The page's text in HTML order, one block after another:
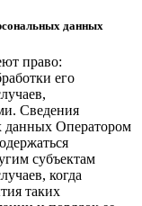
данных
право:
его
Сведения
данных Оператором
субъектам
когда
таких